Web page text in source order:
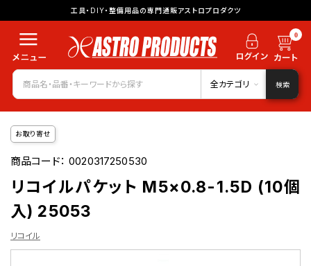
工具・DIY・整備用品の専門通販アストロプロダクツ
0
全カテゴリ 検索
お取り寄せ
商品コード：0020317250530
リコイルパケット M5×0.8-1.5D (10個
入) 25053
リコイル